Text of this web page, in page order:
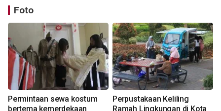
Foto
Permintaan sewa kostum
bertema kemerdekaan
Perpustakaan Keliling
Ramah Lingkungan di Kota